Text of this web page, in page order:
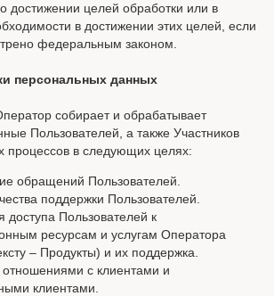
достижении целей обработки или в
в достижении этих целей, если
федеральным законом.
персональных данных
собирает и обрабатывает
Пользователей, а также Участников
процессов в следующих целях:
обращений Пользователей.
поддержки Пользователей.
доступа Пользователей к
ресурсам и услугам Оператора
– Продукты) и их поддержка.
с клиентами и
клиентами.